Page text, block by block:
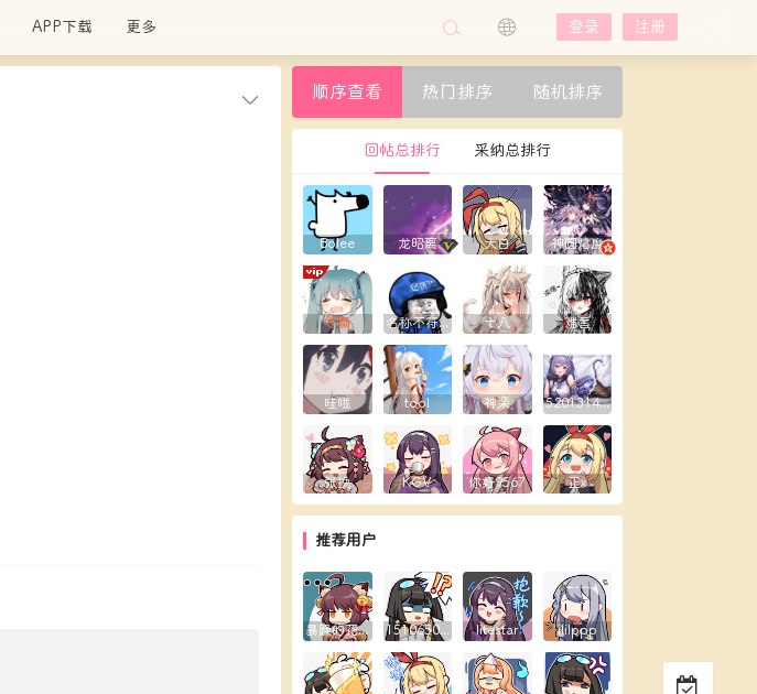
APP下载 更多 登录 注册
顺序查看 热门排序 随机排序
回帖总排行 采纳总排行
Bolee 龙昭离 大白 神圆焰魔
兮颜 名称不符合规则 十八 难言
哇哦 tool 神楽 5201314yxy
张挽 KGV 你好9567 正x
推荐用户
暴躁的花生露 1510650289 litestar ililppp